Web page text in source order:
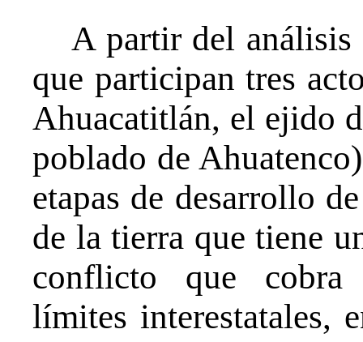
A partir del análisis
que participan tres
Ahuacatitlán, el ejido
poblado de
etapas de desarrollo
de la tierra que tiene
conflicto que cobra
límites interestatales,